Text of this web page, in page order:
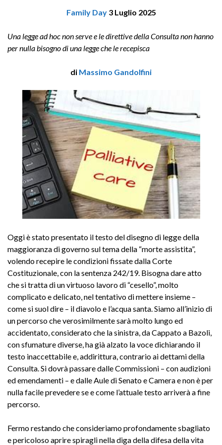
Family Day3 Luglio 2025
Una legge ad hoc non serve e le direttive della Consulta non hanno
per nulla bisogno di una legge che le recepisca
di Massimo Gandolfini
Oggi è stato presentato il testo del disegno di legge della
maggioranza di governo sul tema della “morte assistita”,
volendo recepire le condizioni fissate dalla Corte
Costituzionale, con la sentenza 242/19. Bisogna dare atto
che si tratta di un virtuoso lavoro di “cesello”, molto
complicato e delicato, nel tentativo di mettere insieme –
come si suol dire – il diavolo e l’acqua santa. Siamo all’inizio di
un percorso che verosimilmente sarà molto lungo ed
accidentato, considerato che la sinistra, da Cappato a Bazoli,
con sfumature diverse, ha già alzato la voce dichiarando il
testo inaccettabile e, addirittura, contrario ai dettami della
Consulta. Si dovrà passare dalle Commissioni – con audizioni
ed emendamenti – e dalle Aule di Senato e Camera e non è per
nulla facile prevedere se e come l’attuale testo arriverà a fine
percorso.
Fermo restando che consideriamo profondamente sbagliato
e pericoloso aprire spiragli nella diga della difesa della vita